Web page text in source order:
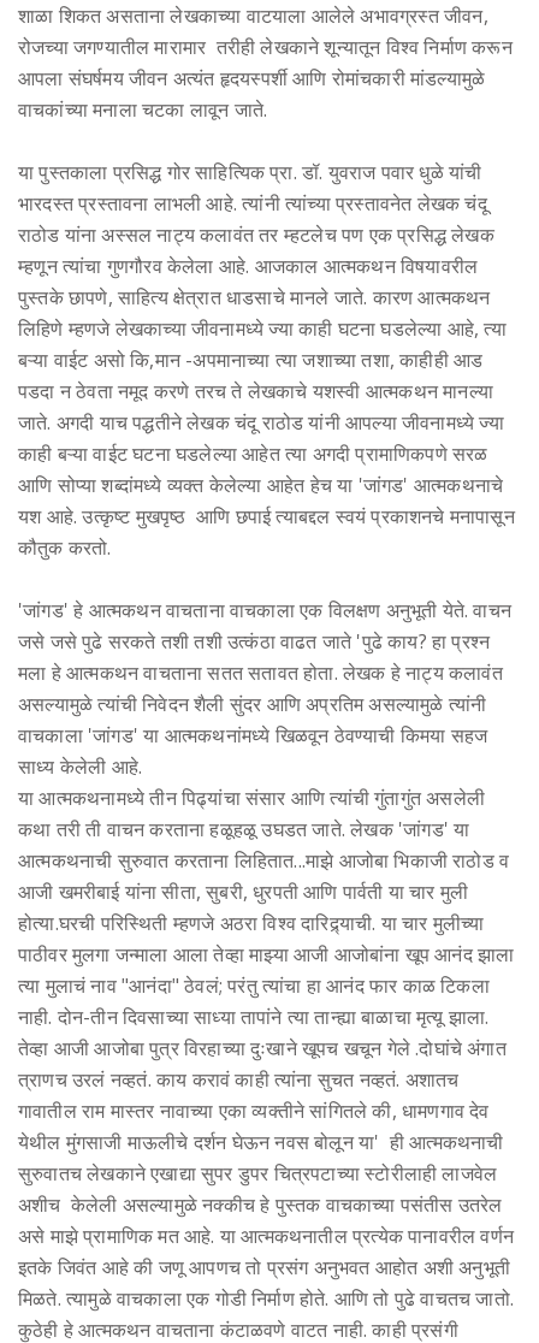
शाळा शिकत असताना लेखकाच्या वाटयाला आलेले अभावग्रस्त जीवन,
रोजच्या जगण्यातील मारामार तरीही लेखकाने शून्यातून विश्व निर्माण करून
आपला संघर्षमय जीवन अत्यंत हृदयस्पर्शी आणि रोमांचकारी मांडल्यामुळे
वाचकांच्या मनाला चटका लावून जाते.
या पुस्तकाला प्रसिद्ध गोर साहित्यिक प्रा. डॉ. युवराज पवार धुळे यांची
भारदस्त प्रस्तावना लाभली आहे. त्यांनी त्यांच्या प्रस्तावनेत लेखक चंदू
राठोड यांना अस्सल नाट्य कलावंत तर म्हटलेच पण एक प्रसिद्ध लेखक
म्हणून त्यांचा गुणगौरव केलेला आहे. आजकाल आत्मकथन विषयावरील
पुस्तके छापणे, साहित्य क्षेत्रात धाडसाचे मानले जाते. कारण आत्मकथन
लिहिणे म्हणजे लेखकाच्या जीवनामध्ये ज्या काही घटना घडलेल्या आहे, त्या
बऱ्या वाईट असो कि,मान -अपमानाच्या त्या जशाच्या तशा, काहीही आड
पडदा न ठेवता नमूद करणे तरच ते लेखकाचे यशस्वी आत्मकथन मानल्या
जाते. अगदी याच पद्धतीने लेखक चंदू राठोड यांनी आपल्या जीवनामध्ये ज्या
काही बऱ्या वाईट घटना घडलेल्या आहेत त्या अगदी प्रामाणिकपणे सरळ
आणि सोप्या शब्दांमध्ये व्यक्त केलेल्या आहेत हेच या 'जांगड' आत्मकथनाचे
यश आहे. उत्कृष्ट मुखपृष्ठ आणि छपाई त्याबद्दल स्वयं प्रकाशनचे मनापासून
कौतुक करतो.
'जांगड' हे आत्मकथन वाचताना वाचकाला एक विलक्षण अनुभूती येते. वाचन
जसे जसे पुढे सरकते तशी तशी उत्कंठा वाढत जाते 'पुढे काय? हा प्रश्न
मला हे आत्मकथन वाचताना सतत सतावत होता. लेखक हे नाट्य कलावंत
असल्यामुळे त्यांची निवेदन शैली सुंदर आणि अप्रतिम असल्यामुळे त्यांनी
वाचकाला 'जांगड' या आत्मकथनांमध्ये खिळवून ठेवण्याची किमया सहज
साध्य केलेली आहे.
या आत्मकथनामध्ये तीन पिढ्यांचा संसार आणि त्यांची गुंतागुंत असलेली
कथा तरी ती वाचन करताना हळूहळू उघडत जाते. लेखक 'जांगड' या
आत्मकथनाची सुरुवात करताना लिहितात...माझे आजोबा भिकाजी राठोड व
आजी खमरीबाई यांना सीता, सुबरी, धुरपती आणि पार्वती या चार मुली
होत्या.घरची परिस्थिती म्हणजे अठरा विश्व दारिद्र्याची. या चार मुलीच्या
पाठीवर मुलगा जन्माला आला तेव्हा माझ्या आजी आजोबांना खूप आनंद झाला
त्या मुलाचं नाव "आनंदा" ठेवलं; परंतु त्यांचा हा आनंद फार काळ टिकला
नाही. दोन-तीन दिवसाच्या साध्या तापांने त्या तान्ह्या बाळाचा मृत्यू झाला.
तेव्हा आजी आजोबा पुत्र विरहाच्या दुःखाने खूपच खचून गेले .दोघांचे अंगात
त्राणच उरलं नव्हतं. काय करावं काही त्यांना सुचत नव्हतं. अशातच
गावातील राम मास्तर नावाच्या एका व्यक्तीने सांगितले की, धामणगाव देव
येथील मुंगसाजी माऊलीचे दर्शन घेऊन नवस बोलून या' ही आत्मकथनाची
सुरुवातच लेखकाने एखाद्या सुपर डुपर चित्रपटाच्या स्टोरीलाही लाजवेल
अशीच केलेली असल्यामुळे नक्कीच हे पुस्तक वाचकाच्या पसंतीस उतरेल
असे माझे प्रामाणिक मत आहे. या आत्मकथनातील प्रत्येक पानावरील वर्णन
इतके जिवंत आहे की जणू आपणच तो प्रसंग अनुभवत आहोत अशी अनुभूती
मिळते. त्यामुळे वाचकाला एक गोडी निर्माण होते. आणि तो पुढे वाचतच जातो.
कुठेही हे आत्मकथन वाचताना कंटाळवणे वाटत नाही. काही प्रसंगी